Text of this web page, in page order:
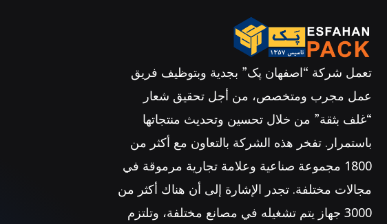
تعمل شركة “اصفهان پک” بجدية وبتوظيف فريق
عمل مجرب ومتخصص، من أجل تحقيق شعار
“غلف بثقة” من خلال تحسين وتحديث منتجاتها
باستمرار. تفخر هذه الشركة بالتعاون مع أكثر من
1800 مجموعة صناعية وعلامة تجارية مرموقة في
مجالات مختلفة. تجدر الإشارة إلى أن هناك أكثر من
3000 جهاز يتم تشغيله في مصانع مختلفة، وتلتزم